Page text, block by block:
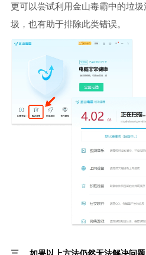
更可以尝试利用金山毒霸中的垃
圾，也有助于排除此类错误。